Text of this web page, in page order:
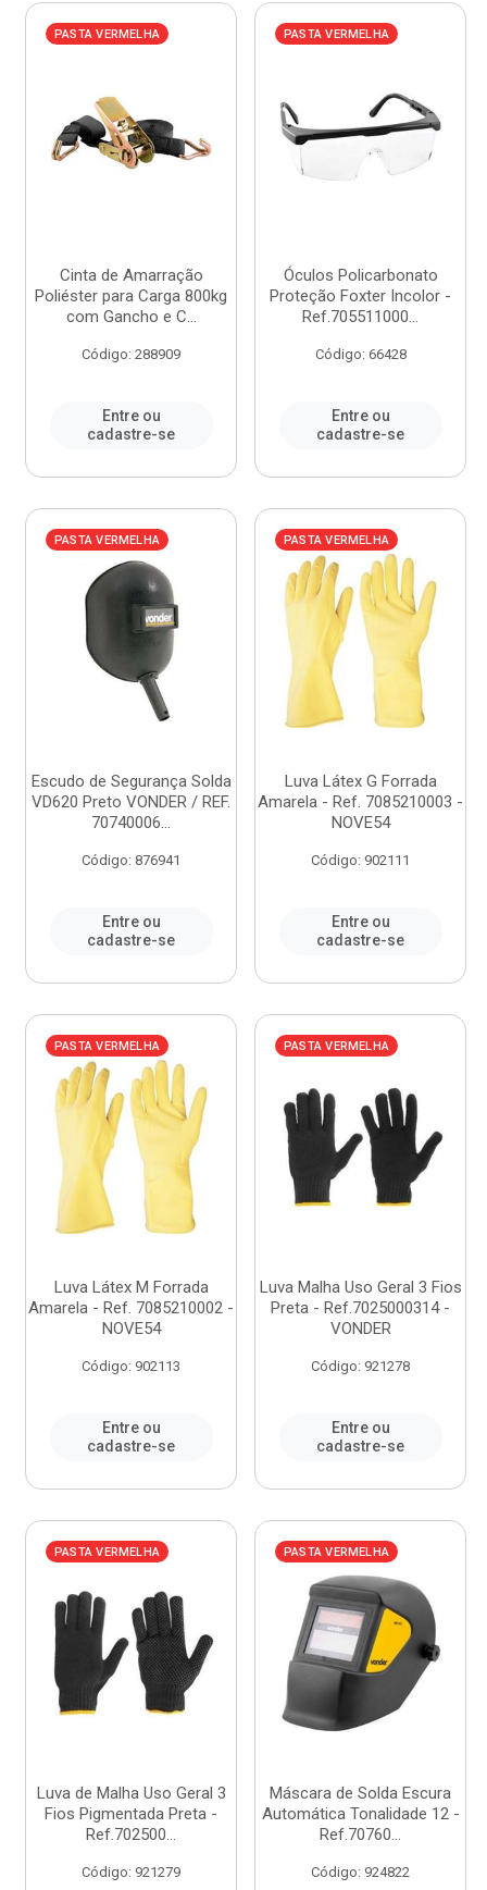
PASTA VERMELHA
Cinta de Amarração
Poliéster para Carga 800kg
com Gancho e C...
Código: 288909
Entre ou
cadastre-se
PASTA VERMELHA
Óculos Policarbonato
Proteção Foxter Incolor -
Ref.705511000...
Código: 66428
Entre ou
cadastre-se
PASTA VERMELHA
Escudo de Segurança Solda
VD620 Preto VONDER / REF.
70740006...
Código: 876941
Entre ou
cadastre-se
PASTA VERMELHA
Luva Látex G Forrada
Amarela - Ref. 7085210003 -
NOVE54
Código: 902111
Entre ou
cadastre-se
PASTA VERMELHA
Luva Látex M Forrada
Amarela - Ref. 7085210002 -
NOVE54
Código: 902113
Entre ou
cadastre-se
PASTA VERMELHA
Luva Malha Uso Geral 3 Fios
Preta - Ref.7025000314 -
VONDER
Código: 921278
Entre ou
cadastre-se
PASTA VERMELHA
Luva de Malha Uso Geral 3
Fios Pigmentada Preta -
Ref.702500...
Código: 921279
PASTA VERMELHA
Máscara de Solda Escura
Automática Tonalidade 12 -
Ref.70760...
Código: 924822